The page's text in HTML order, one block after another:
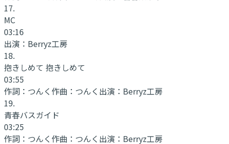
17.
MC
03:16
出演： Berryz工房
18.
抱きしめて 抱きしめて
03:55
作詞： つんく作曲： つんく 出演： Berryz工房
19.
青春バスガイド
03:25
作詞： つんく作曲： つんく 出演： Berryz工房